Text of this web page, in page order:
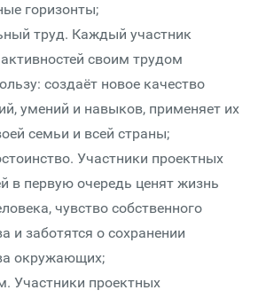
горизонты;
труд. Каждый участник
своим трудом
создаёт новое качество
умений и навыков, применяет их
семьи и всей страны;
Участники проектных
в первую очередь ценят жизнь
чувство собственного
и заботятся о сохранении
окружающих;
Участники проектных